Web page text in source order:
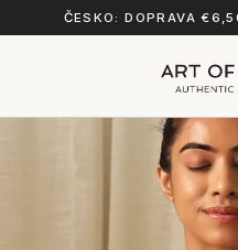
ČESKO: DOPRAVA